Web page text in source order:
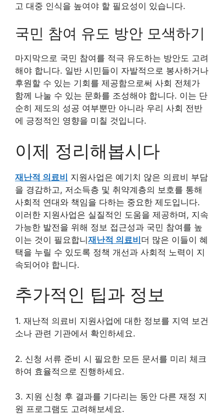
고 대중 인식을 높여야 할 필요성이 있습니다.
국민 참여 유도 방안 모색하기
마지막으로 국민 참여를 적극 유도하는 방안도 고려
해야 합니다. 일반 시민들이 자발적으로 봉사하거나
후원할 수 있는 기회를 제공함으로써 사회 전체가
함께 나눌 수 있는 문화를 조성해야 합니다. 이는 단
순히 제도의 성공 여부뿐만 아니라 우리 사회 전반
에 긍정적인 영향을 미칠 것입니다.
이제 정리해봅시다
재난적 의료비 지원사업은 예기치 않은 의료비 부담
을 경감하고, 저소득층 및 취약계층의 보호를 통해
사회적 연대와 책임을 다하는 중요한 제도입니다.
이러한 지원사업은 실질적인 도움을 제공하며, 지속
가능한 발전을 위해 정보 접근성과 국민 참여를 높
이는 것이 필요합니재난적 의료비더 많은 이들이 혜
택을 누릴 수 있도록 정책 개선과 사회적 노력이 지
속되어야 합니다.
추가적인 팁과 정보
1. 재난적 의료비 지원사업에 대한 정보를 지역 보건
소나 관련 기관에서 확인하세요.
2. 신청 서류 준비 시 필요한 모든 문서를 미리 체크
하여 효율적으로 진행하세요.
3. 지원 신청 후 결과를 기다리는 동안 다른 재정 지
원 프로그램도 고려해보세요.